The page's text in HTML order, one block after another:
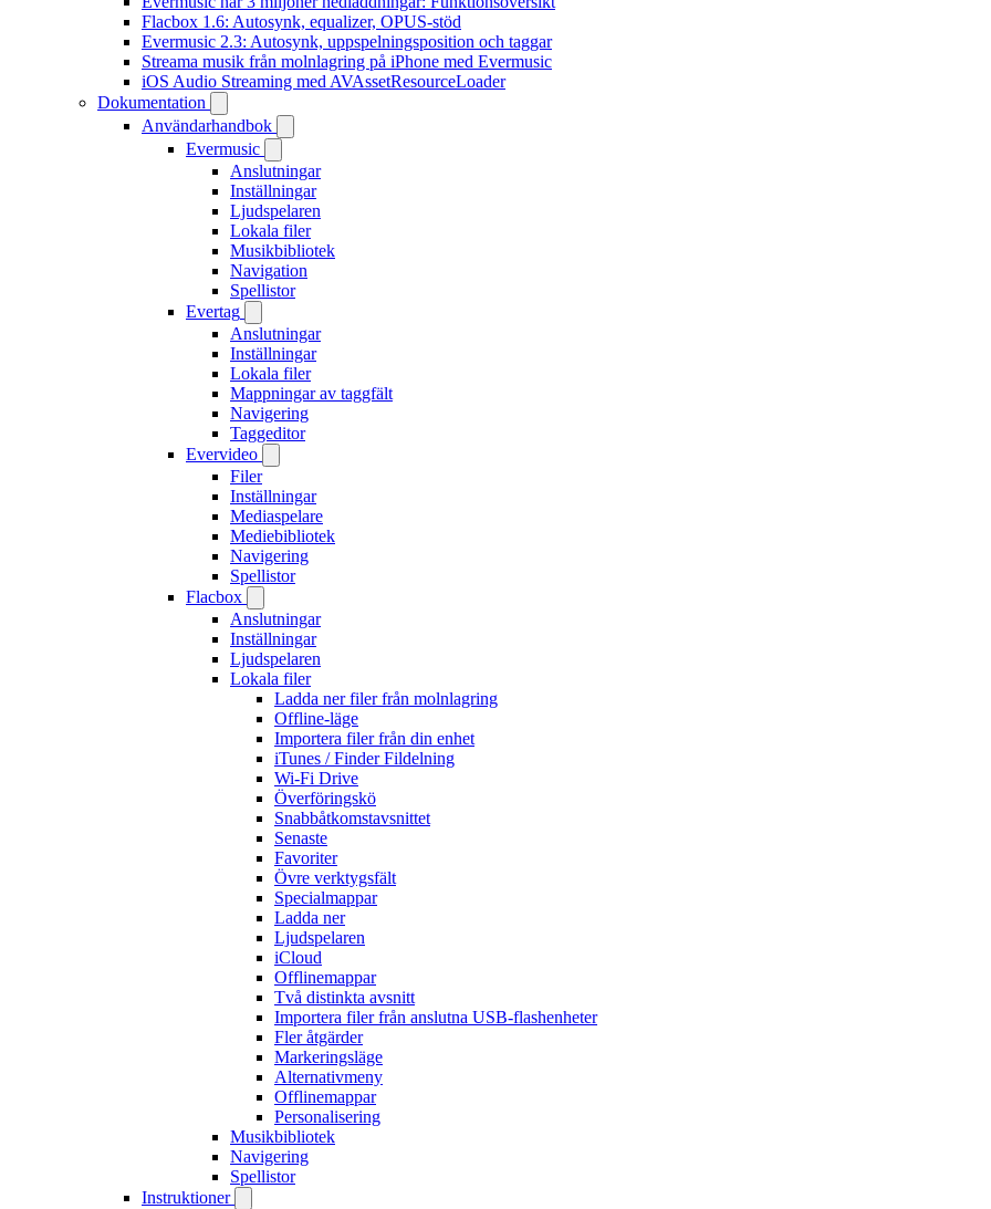
Flacbox 1.6: Autosynk, equalizer, OPUS-stöd
Evermusic 2.3: Autosynk, uppspelningsposition och taggar
Streama musik från molnlagring på iPhone med Evermusic
iOS Audio Streaming med AVAssetResourceLoader
Dokumentation
Användarhandbok
Evermusic
Anslutningar
Inställningar
Ljudspelaren
Lokala filer
Musikbibliotek
Navigation
Spellistor
Evertag
Anslutningar
Inställningar
Lokala filer
Mappningar av taggfält
Navigering
Taggeditor
Evervideo
Filer
Inställningar
Mediaspelare
Mediebibliotek
Navigering
Spellistor
Flacbox
Anslutningar
Inställningar
Ljudspelaren
Lokala filer
Ladda ner filer från molnlagring
Offline-läge
Importera filer från din enhet
iTunes / Finder Fildelning
Wi-Fi Drive
Överföringskö
Snabbåtkomstavsnittet
Senaste
Favoriter
Övre verktygsfält
Specialmappar
Ladda ner
Ljudspelaren
iCloud
Offlinemappar
Två distinkta avsnitt
Importera filer från anslutna USB-flashenheter
Fler åtgärder
Markeringsläge
Alternativmeny
Offlinemappar
Personalisering
Musikbibliotek
Navigering
Spellistor
Instruktioner